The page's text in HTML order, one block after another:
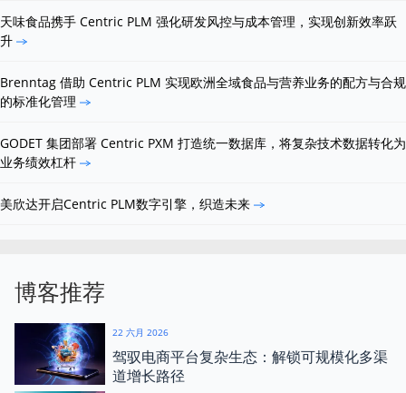
天味食品携手 Centric PLM 强化研发风控与成本管理，实现创新效率跃
升
Brenntag 借助 Centric PLM 实现欧洲全域食品与营养业务的配方与合规
的标准化管理
GODET 集团部署 Centric PXM 打造统一数据库，将复杂技术数据转化为
业务绩效杠杆
美欣达开启Centric PLM数字引擎，织造未来
博客推荐
22 六月 2026
驾驭电商平台复杂生态：解锁可规模化多渠
道增长路径